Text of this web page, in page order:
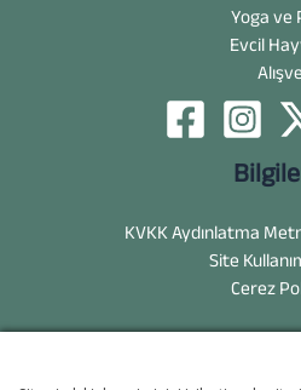
Yoga ve
Evcil
KVKK Aydınlatma
Site
Cerez